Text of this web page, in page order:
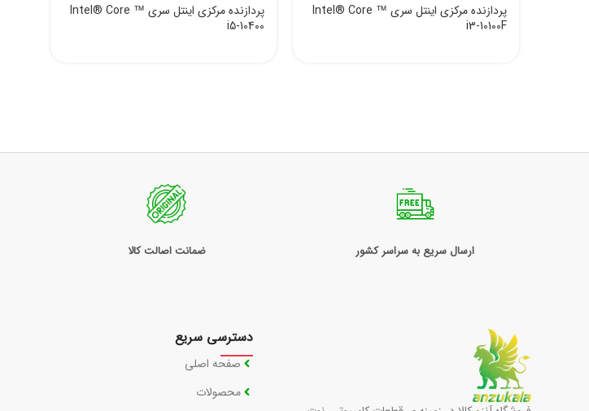
پردازنده مرکزی اینتل سری Intel® Core ™
i3-10100F
پردازنده مرکزی اینتل سری Intel® Core ™
i5-10400
ارسال سریع به سراسر کشور ضمانت اصالت کالا
دسترسی سریع
صفحه اصلی
محصولات